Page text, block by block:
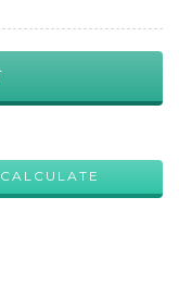
CALCULATE